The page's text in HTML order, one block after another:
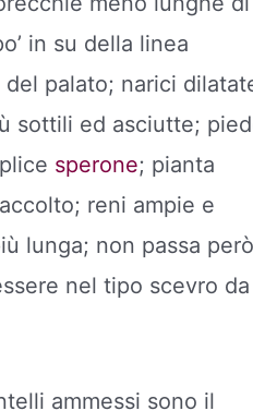
in su della linea
del palato; narici
sottili ed asciutte;
sperone; pianta
reni ampie e
lunga; non passa però
nel tipo scevro da
ammessi sono il